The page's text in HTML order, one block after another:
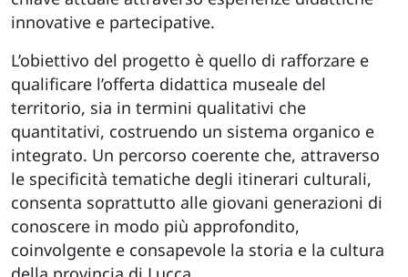
innovative e partecipative.
L’obiettivo del progetto è quello di rafforzare e
qualificare l’offerta didattica museale del
territorio, sia in termini qualitativi che
quantitativi, costruendo un sistema organico e
integrato. Un percorso coerente che, attraverso
le specificità tematiche degli itinerari culturali,
consenta soprattutto alle giovani generazioni di
conoscere in modo più approfondito,
coinvolgente e consapevole la storia e la cultura